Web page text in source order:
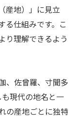
産地）」に見立
る仕組みです。こ
り理解できるよう
、佐曾羅、寸聞多
現代の地名と一
の産地ごとに独特